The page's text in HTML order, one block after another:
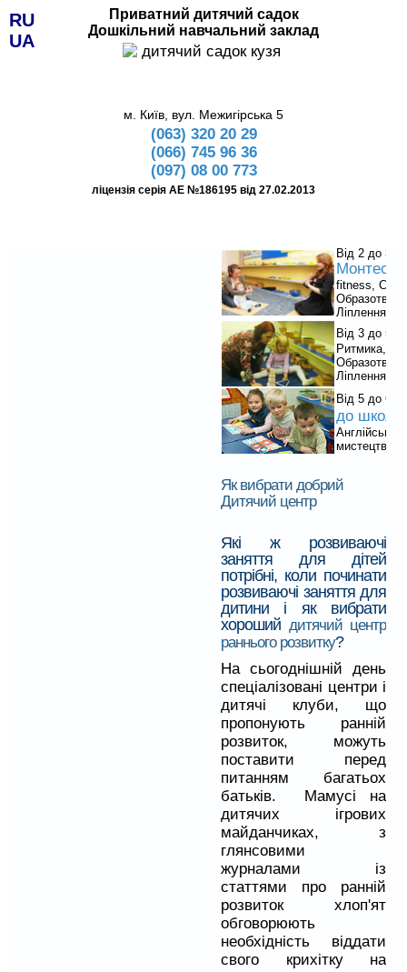
RU
UA
Приватний дитячий садок
Дошкільний навчальний заклад
м. Київ, вул. Межигірська 5
(063) 320 20 29
(066) 745 96 36
(097) 08 00 773
ліцензія серія АЕ №186195 від 27.02.2013
Від 2 до 3:
fitness, Світ
Ліплення.
Від 3 до 5:
Ритмика,
Ліплення.
Від 5 до 6:
до школи
Англійська,
мистецтво,
Як вибрати добрий
Дитячий центр
Які ж розвиваючі
заняття для дітей
потрібні, коли починати
розвиваючі заняття для
дитини і як вибрати
хороший дитячий центр
раннього розвитку?
На сьогоднішній день
спеціалізовані центри і
дитячі клуби, що
пропонують ранній
розвиток, можуть
поставити перед
питанням багатьох
батьків. Мамусі на
дитячих ігрових
майданчиках, з
глянсовими
журналами із
статтями про ранній
розвиток хлоп'ят
обговорюють
необхідність віддати
свого крихітку на